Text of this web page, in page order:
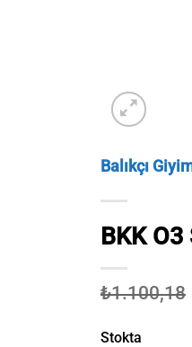
Balıkçı
BKK
₺1.100,18
Stokta